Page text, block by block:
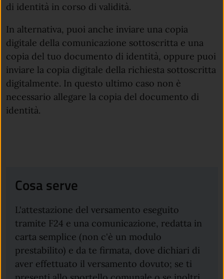
di identità in corso di validità.
In alternativa, puoi anche inviare una copia
digitale della comunicazione sottoscritta e una
copia del tuo documento di identità, oppure puoi
inviare la copia digitale della richiesta sottoscritta
digitalmente. In questo ultimo caso non è
necessario allegare la copia del documento di
identità.
Cosa serve
L'attestazione del versamento eseguito
tramite F24 e una comunicazione, redatta in
carta semplice (non c'è un modulo
prestabilito) e da te firmata, dove dichiari di
aver effettuato il versamento dovuto; se ti